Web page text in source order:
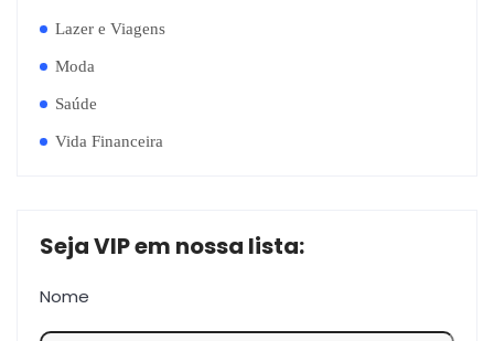
Lazer e Viagens
Moda
Saúde
Vida Financeira
Seja VIP em nossa lista:
Nome